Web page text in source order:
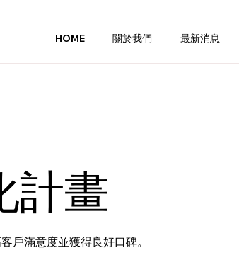
HOME 關於我們 最新消息
計畫
戶滿意度並獲得良好口碑。